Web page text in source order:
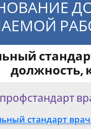
должность,
стандарт